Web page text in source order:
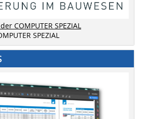
COMPUTER SPEZIAL
SPEZIAL